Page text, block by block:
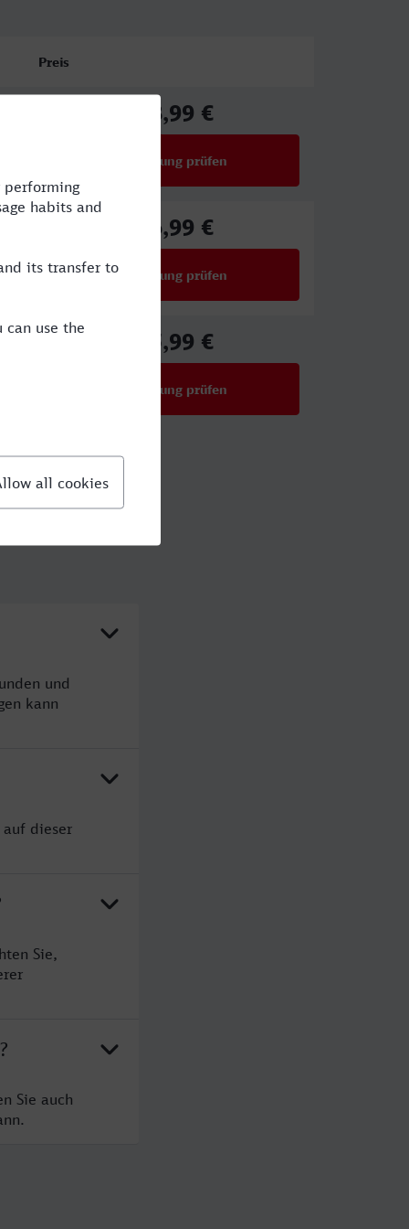
Preis
38,99 €
Verbindung prüfen
36,99 €
Verbindung prüfen
45,99 €
Verbindung prüfen
und
kann
auf dieser
Sie,
Sie auch